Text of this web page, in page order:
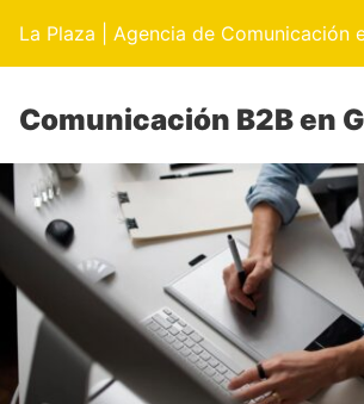
La Plaza | Agencia de Comunicación
Comunicación B2B en